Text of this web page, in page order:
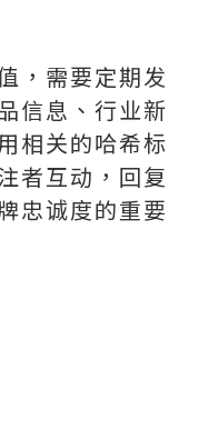
，需要定期发
信息、行业新
相关的哈希标
者互动，回复
忠诚度的重要